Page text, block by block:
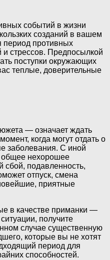
событий в жизни
созданий в вашем
период противных
стрессов. Предпосылкой
поступки окружающих
теплые, доверительные
— означает ждать
когда могут отдать о
заболевания. С иной
общее нехорошее
сбой, подавленность,
отпуск, смена
приятные
в качестве приманки —
получите
случае существенную
которые вы не хотят
период для
способностей.